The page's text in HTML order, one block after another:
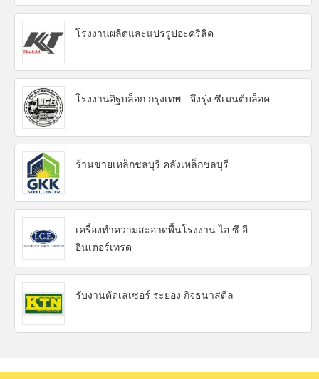
โรงงานผลิตและแปรรูปอะคริลิค
โรงงานอิฐบล็อก กรุงเทพ - จึงรุ่ง ซีเมนต์บล็อค
ร้านขายเหล็กชลบุรี คลังเหล็กชลบุรี
เครื่องทำความสะอาดพื้นโรงงาน ไอ ซี อี
อินเตอร์เทรด
รับงานตัดเลเซอร์ ระยอง กิจธนาสตีล